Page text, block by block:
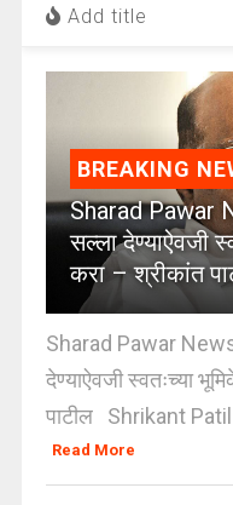
Add title
BREAKING
Sharad Pawar
सल्ला देण्याऐवजी
करा – श्रीकांत
Sharad Pawar News
देण्याऐवजी स्वतःच्या
पाटील Shrikant
Read More